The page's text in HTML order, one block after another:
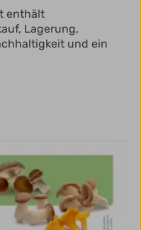
enthält
Lagerung,
und ein